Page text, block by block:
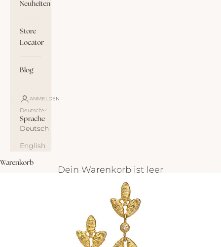
Neuheiten
Store
Locator
Blog
ANMELDEN
Deutsch
Sprache
Deutsch
English
Warenkorb
Dein Warenkorb ist leer